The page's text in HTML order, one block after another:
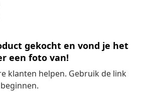
gekocht en vond je het
een foto van!
klanten helpen. Gebruik de link